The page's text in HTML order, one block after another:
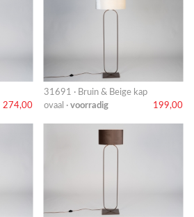
274,00
31691 · Bruin & Beige kap
ovaal · voorradig 199,00